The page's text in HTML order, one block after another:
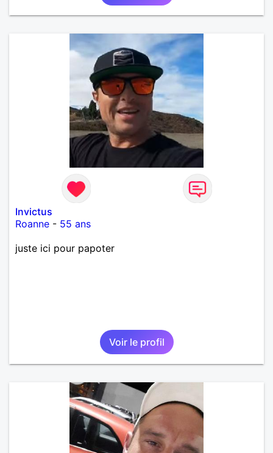
Invictus
Roanne - 55 ans
juste ici pour papoter
Voir le profil